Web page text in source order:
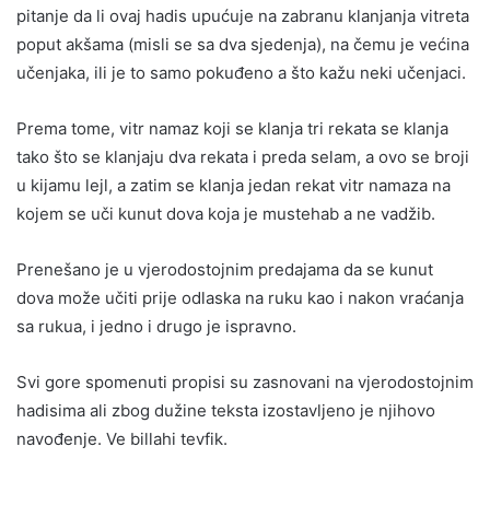
pitanje da li ovaj hadis upućuje na zabranu klanjanja vitreta
poput akšama (misli se sa dva sjedenja), na čemu je većina
učenjaka, ili je to samo pokuđeno a što kažu neki učenjaci.
Prema tome, vitr namaz koji se klanja tri rekata se klanja
tako što se klanjaju dva rekata i preda selam, a ovo se broji
u kijamu lejl, a zatim se klanja jedan rekat vitr namaza na
kojem se uči kunut dova koja je mustehab a ne vadžib.
Prenešano je u vjerodostojnim predajama da se kunut
dova može učiti prije odlaska na ruku kao i nakon vraćanja
sa rukua, i jedno i drugo je ispravno.
Svi gore spomenuti propisi su zasnovani na vjerodostojnim
hadisima ali zbog dužine teksta izostavljeno je njihovo
navođenje. Ve billahi tevfik.